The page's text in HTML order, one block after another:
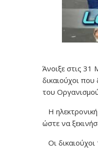
Άνοιξε στις 31
δικαιούχοι
του
Η
ώστε να
Οι